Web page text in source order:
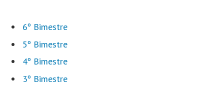
6º Bimestre
5º Bimestre
4º Bimestre
3º Bimestre